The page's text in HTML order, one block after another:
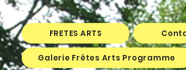
FRETES ARTS
Galerie Frêtes Arts Programme